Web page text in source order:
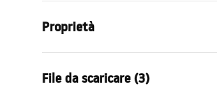
Proprietà
Metodo di installazione
File da scaricare (3)